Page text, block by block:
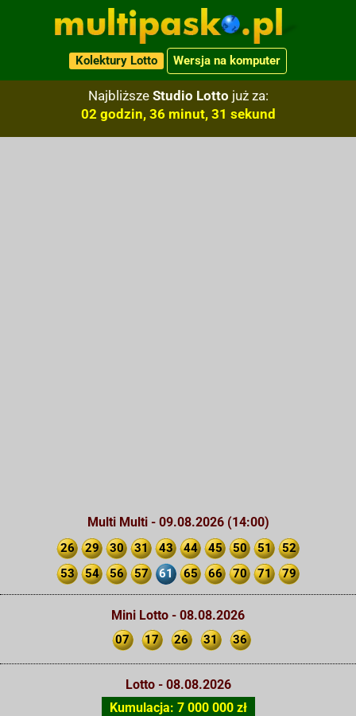
Kolektury Lotto Wersja na komputer
Najbliższe Studio Lotto już za:
02 godzin, 36 minut, 30 sekund
Multi Multi - 09.08.2026 (14:00)
26 29 30 31 43 44 45 50 51
52
53
54 56 57 61 65 66 70 71 79
Mini Lotto - 08.08.2026
07 17 26 31 36
Lotto - 08.08.2026
Kumulacja: 7 000 000 zł